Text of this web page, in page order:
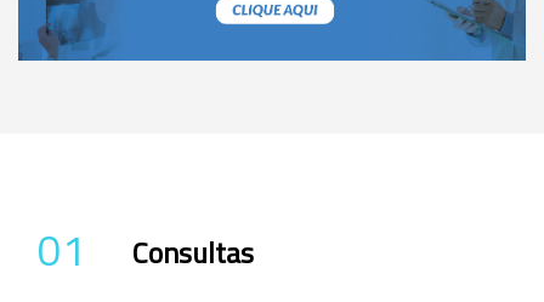
01 Consultas